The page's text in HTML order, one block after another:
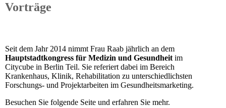
Vorträge
Seit dem Jahr 2014 nimmt Frau Raab jährlich an dem
Hauptstadtkongress für Medizin und Gesundheit im
Citycube in Berlin Teil. Sie referiert dabei im Bereich
Krankenhaus, Klinik, Rehabilitation zu unterschiedlichsten
Forschungs- und Projektarbeiten im Gesundheitsmarketing.
Besuchen Sie folgende Seite und erfahren Sie mehr.